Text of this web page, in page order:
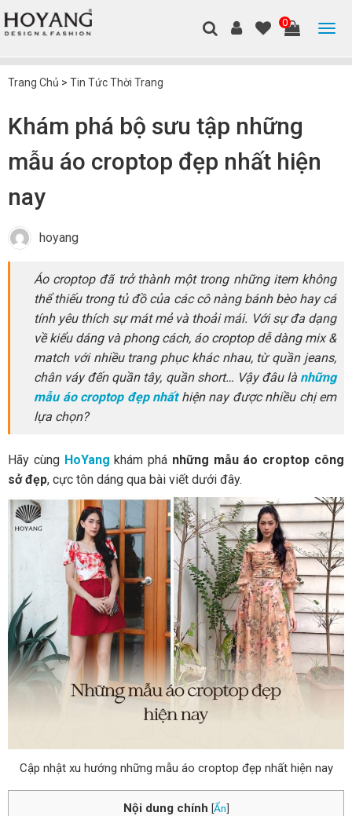
0
Trang Chủ > Tin Tức Thời Trang
Khám phá bộ sưu tập những
mẫu áo croptop đẹp nhất hiện
nay
hoyang
Áo croptop đã trở thành một trong những item không
thể thiếu trong tủ đồ của các cô nàng bánh bèo hay cá
tính yêu thích sự mát mẻ và thoải mái. Với sự đa dạng
về kiểu dáng và phong cách, áo croptop dễ dàng mix &
match với nhiều trang phục khác nhau, từ quần jeans,
chân váy đến quần tây, quần short… Vậy đâu là những
mẫu áo croptop đẹp nhấthiện nay được nhiều chị em
lựa chọn?
Hãy cùng HoYang khám phá những mẫu áo croptop công
sở đẹp, cực tôn dáng qua bài viết dưới đây.
Cập nhật xu hướng những mẫu áo croptop đẹp nhất hiện nay
Nội dung chính [Ẩn]